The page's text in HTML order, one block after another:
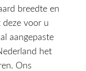
breedte en
voor u
aangepaste
het
Ons